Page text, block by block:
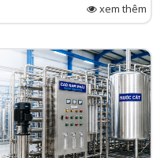
xem thêm